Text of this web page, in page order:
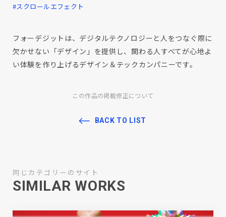
#スクロールエフェクト
フォーデジットは、デジタルテクノロジーと人をつなぐ際に
欠かせない「デザイン」を提供し、関わる人すべてが心地よ
い体験を作り上げるデザイン＆テックカンパニーです。
この作品の掲載修正について
BACK TO LIST
同じカテゴリーのサイト
SIMILAR WORKS